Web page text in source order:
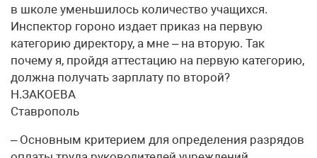
в школе уменьшилось количество учащихся.
Инспектор гороно издает приказ на первую
категорию директору, а мне – на вторую. Так
почему я, пройдя аттестацию на первую категорию,
должна получать зарплату по второй?
Н.ЗАКОЕВА
Ставрополь
– Основным критерием для определения разрядов